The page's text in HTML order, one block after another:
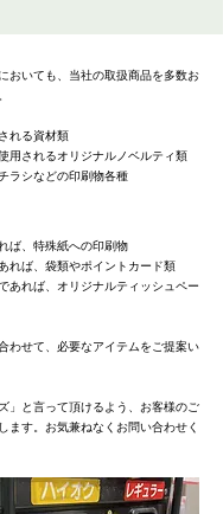
おいても、当社の取扱商品を多数お
れる資材類
用されるオリジナルノベルティ類
ラシなどの印刷物各種
ば、特殊紙への印刷物
れば、袋類やポイントカード類
あれば、オリジナルティッシュペー
わせて、必要なアイテムをご提案い
」と言って頂けるよう、お客様のご
ます。お気兼ねなくお問い合わせく